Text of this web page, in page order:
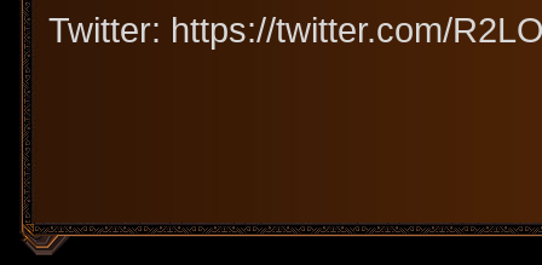
Twitter: https://twitter.com/